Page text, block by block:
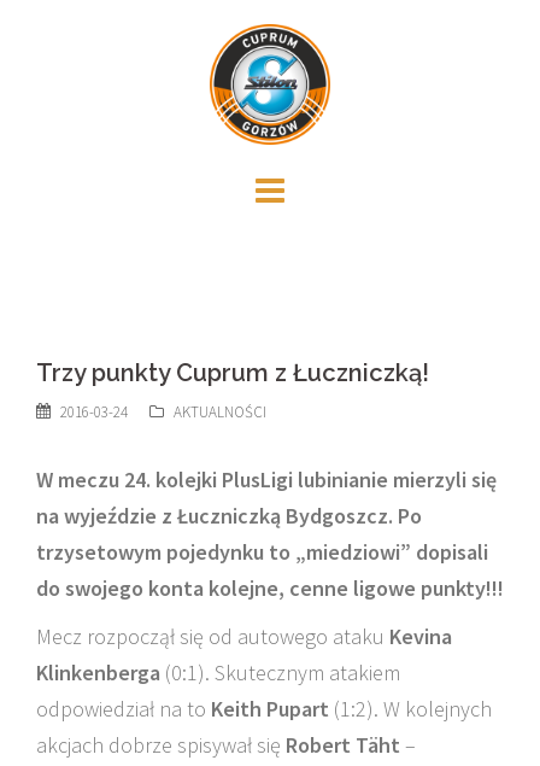
Trzy punkty Cuprum z Łuczniczką!
2016-03-24 AKTUALNOŚCI
W meczu 24. kolejki PlusLigi lubinianie mierzyli się
na wyjeździe z Łuczniczką Bydgoszcz. Po
trzysetowym pojedynku to „miedziowi” dopisali
do swojego konta kolejne, cenne ligowe punkty!!!
Mecz rozpoczął się od autowego ataku Kevina
Klinkenberga (0:1). Skutecznym atakiem
odpowiedział na to Keith Pupart (1:2). W kolejnych
akcjach dobrze spisywał się Robert Täht –